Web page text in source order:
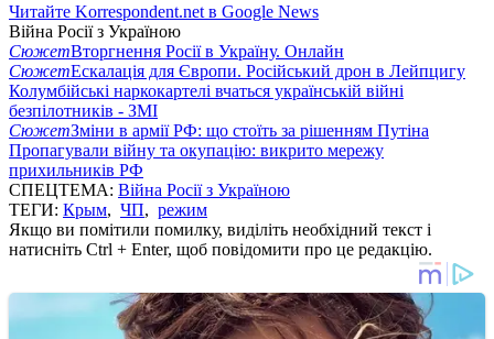
Читайте Korrespondent.net в Google News
Війна Росії з Україною
СюжетВторгнення Росії в Україну. Онлайн
СюжетЕскалація для Європи. Російський дрон в Лейпцигу
Колумбійські наркокартелі вчаться українській війні
безпілотників - ЗМІ
СюжетЗміни в армії РФ: що стоїть за рішенням Путіна
Пропагували війну та окупацію: викрито мережу
прихильників РФ
СПЕЦТЕМА: Війна Росії з Україною
ТЕГИ: Крым, ЧП, режим
Якщо ви помітили помилку, виділіть необхідний текст і
натисніть Ctrl + Enter, щоб повідомити про це редакцію.